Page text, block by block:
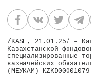
/KASE, 21.01.25/ –
Казахстанской
специализированные
казначейских
(МЕУКАМ)